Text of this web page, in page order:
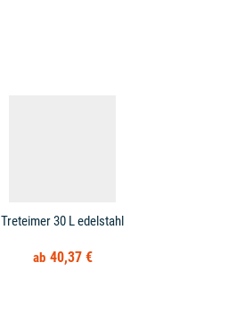
Treteimer 30 L edelstahl
40,37 €